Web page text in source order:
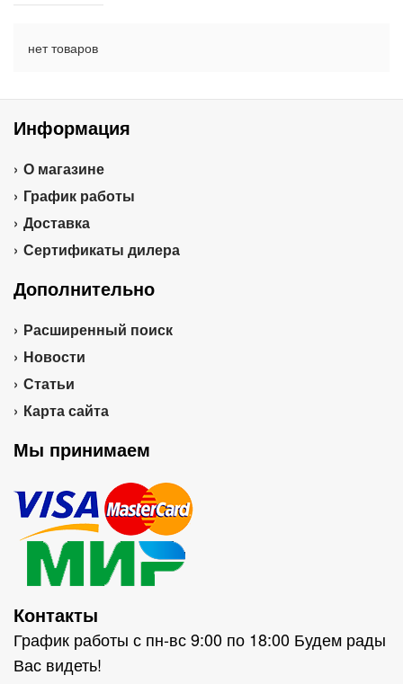
нет товаров
Информация
О магазине
График работы
Доставка
Сертификаты дилера
Дополнительно
Расширенный поиск
Новости
Статьи
Карта сайта
Мы принимаем
Контакты
График работы с пн-вс 9:00 по 18:00 Будем рады
Вас видеть!